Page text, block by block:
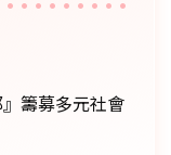
籌募多元社會